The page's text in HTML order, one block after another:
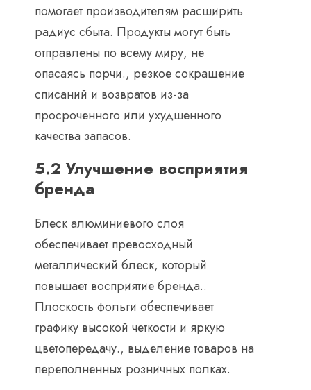
помогает производителям расширить
радиус сбыта. Продукты могут быть
отправлены по всему миру, не
опасаясь порчи., резкое сокращение
списаний и возвратов из-за
просроченного или ухудшенного
качества запасов.
5.2 Улучшение восприятия
бренда
Блеск алюминиевого слоя
обеспечивает превосходный
металлический блеск, который
повышает восприятие бренда..
Плоскость фольги обеспечивает
графику высокой четкости и яркую
цветопередачу., выделение товаров на
переполненных розничных полках.